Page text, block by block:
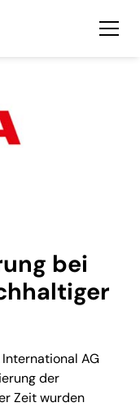
bei
AG
der
Zeit wurden